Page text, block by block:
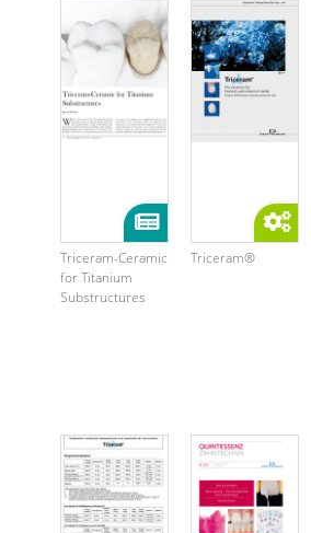
Triceram-Ceramic
for Titanium
Substructures
Triceram®